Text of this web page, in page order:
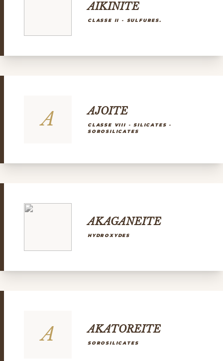
AIKINITE
CLASSE II - SULFURES.
A AJOITE
CLASSE VIII - SILICATES -
SOROSILICATES
AKAGANEITE
HYDROXYDES
A AKATOREITE
SOROSILICATES